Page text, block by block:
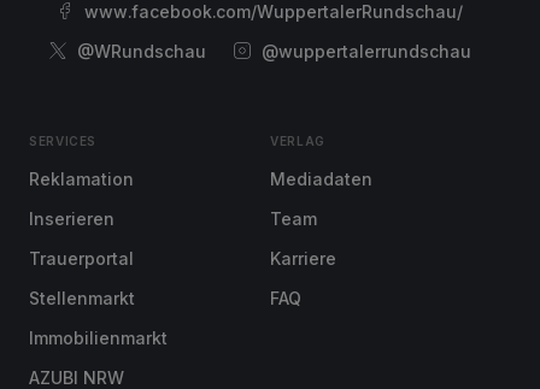
www.facebook.com/WuppertalerRundschau/
@WRundschau
@wuppertalerrundschau
SERVICES
Reklamation
Inserieren
Trauerportal
Stellenmarkt
Immobilienmarkt
AZUBI NRW
VERLAG
Mediadaten
Team
Karriere
FAQ